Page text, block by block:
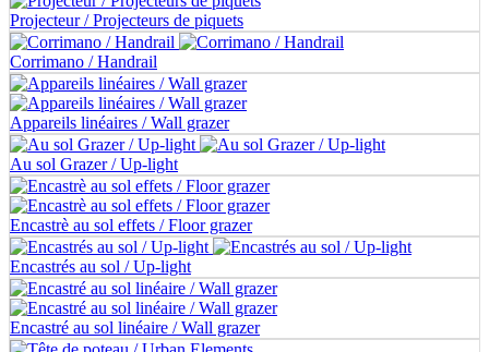
Projecteur / Projecteurs de piquets
Corrimano / Handrail
Appareils linéaires / Wall grazer
Au sol Grazer / Up-light
Encastrè au sol effets / Floor grazer
Encastrés au sol / Up-light
Encastré au sol linéaire / Wall grazer